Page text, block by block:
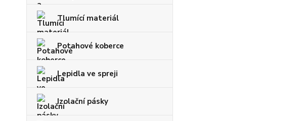
Tlumící materiál
Potahové koberce
Lepidla ve spreji
Izolační pásky